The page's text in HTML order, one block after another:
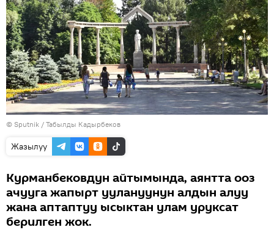
© Sputnik / Табылды Кадырбеков
Жазылуу
Курманбековдун айтымында, аянтта ооз
ачууга жапырт уулануунун алдын алуу
жана аптаптуу ысыктан улам уруксат
берилген жок.